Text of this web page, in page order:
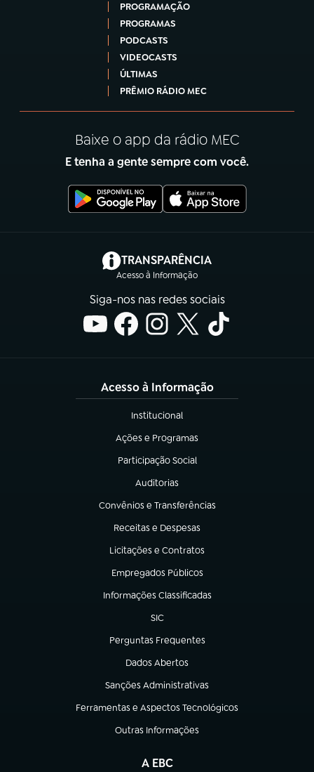
PROGRAMAÇÃO
PROGRAMAS
PODCASTS
VIDEOCASTS
ÚLTIMAS
PRÊMIO RÁDIO MEC
Baixe o app da rádio MEC
E tenha a gente sempre com você.
TRANSPARÊNCIA
Acesso à Informação
(abre em nova aba)
Siga-nos nas redes sociais
Acesso à Informação
Institucional
(abre em nova aba)
Ações e Programas
(abre em nova aba)
Participação Social
(abre em nova aba)
Auditorias
(abre em nova aba)
Convênios e Transferências
(abre em nova aba)
Receitas e Despesas
(abre em nova aba)
Licitações e Contratos
(abre em nova aba)
Empregados Públicos
(abre em nova aba)
Informações Classificadas
(abre em nova aba)
SIC
(abre em nova aba)
Perguntas Frequentes
(abre em nova aba)
Dados Abertos
(abre em nova aba)
Sanções Administrativas
(abre em nova aba)
Ferramentas e Aspectos Tecnológicos
(abre em nova aba)
Outras Informações
(abre em nova aba)
A EBC